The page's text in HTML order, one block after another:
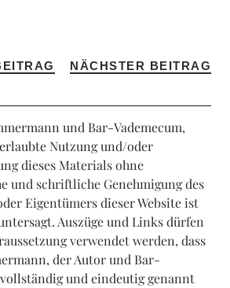
NÄCHSTER BEITRAG
und Bar-Vademecum,
Nutzung und/oder
dieses Materials ohne
und schriftliche Genehmigung des
Eigentümers dieser Website ist
Auszüge und Links dürfen
verwendet werden, dass
der Autor und Bar-
und eindeutig genannt